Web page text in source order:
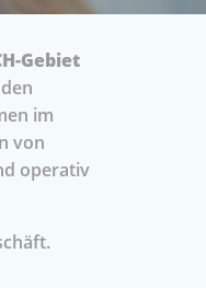
Gebiet
im
von
operativ